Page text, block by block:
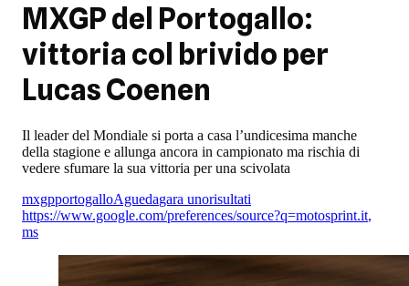
MXGP del Portogallo:
vittoria col brivido per
Lucas Coenen
Il leader del Mondiale si porta a casa l’undicesima manche
della stagione e allunga ancora in campionato ma rischia di
vedere sfumare la sua vittoria per una scivolata
mxgpportogalloAguedagara unorisultati
https://www.google.com/preferences/source?q=motosprint.it,
ms